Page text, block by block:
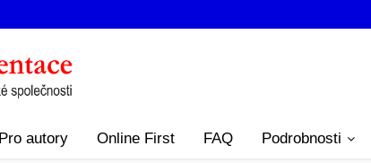
Pro autory Online First FAQ Podrobnosti